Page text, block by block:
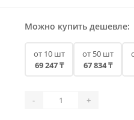
Можно купить дешевле:
от 10 шт
69 247 ₸
от 50 шт
67 834 ₸
- +